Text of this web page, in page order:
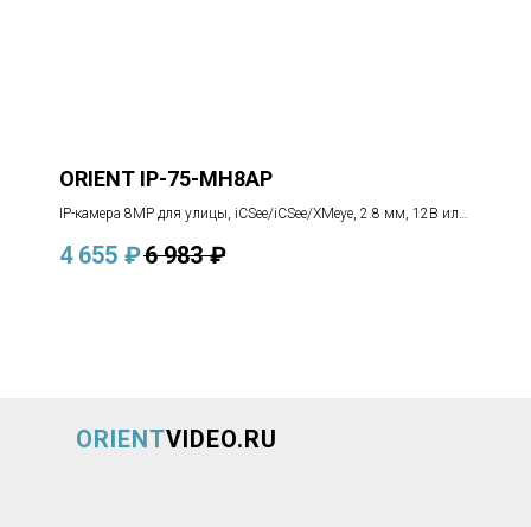
ORIENT IP-75-MH8AP
IP-камера 8MP для улицы, iCSee/iCSee/XMeye, 2.8 мм, 12В или
4 655 ₽6 983 ₽
ORIENTVIDEO.RU